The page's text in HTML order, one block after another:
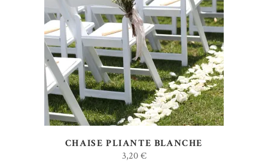
AJOUTER AU DEVIS
CHAISE PLIANTE BLANCHE
3,20€